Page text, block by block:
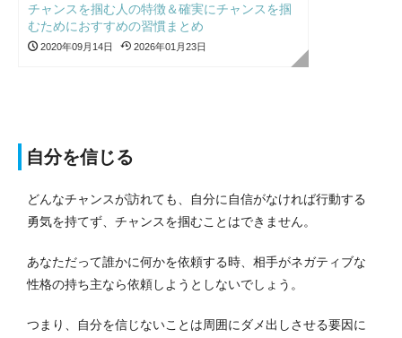
チャンスを掴む人の特徴＆確実にチャンスを掴
むためにおすすめの習慣まとめ
2020年09月14日 2026年01月23日
自分を信じる
どんなチャンスが訪れても、自分に自信がなければ行動する
勇気を持てず、チャンスを掴むことはできません。
あなただって誰かに何かを依頼する時、相手がネガティブな
性格の持ち主なら依頼しようとしないでしょう。
つまり、自分を信じないことは周囲にダメ出しさせる要因に